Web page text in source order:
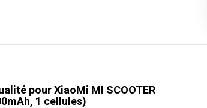
pour XiaoMi MI SCOOTER
1 cellules)